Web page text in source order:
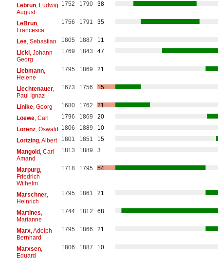
Lebrun, Ludwig
August
1752 1790 38
LeBrun,
Francesca
1756 1791 35
Lee, Sebastian 1805 1887
11
Lickl, Johann
Georg
1769 1843 47
Liebmann,
Helene
1795 1869 21
Liechtenauer,
Paul Ignaz
1673 1756 15
Linike, Georg 1680 1762
21
Loewe, Carl 1796 1869
20
Lorenz, Oswald 1806 1889
10
Lortzing, Albert 1801 1851
15
Mangold, Carl
Amand
1813 1889 3
Marpurg,
Friedrich
Wilhelm
1718 1795 54
Marschner,
Heinrich
1795 1861 21
Martines
Marianne
1744 1812 68
Marx, Adolph
Bernhard
1795 1866 21
Marxsen,
Eduard
1806 1887 10